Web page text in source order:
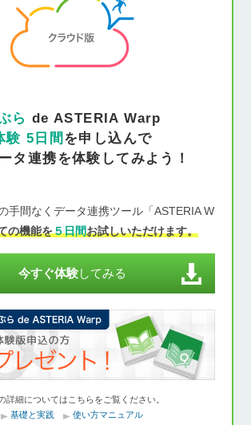
ら de ASTERIA Warp
験 5日間 を申し込んで
タ連携を体験してみよう！
手間なくデータ連携ツール「ASTERIA W
の機能を５日間お試しいただけます。
今すぐ体験してみる
詳細についてはこちらをご覧ください。
基礎と実践
使い方マニュアル